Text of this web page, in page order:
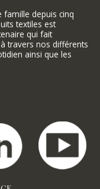
famille depuis cinq
textiles est
qui fait
travers nos différents
ainsi que les